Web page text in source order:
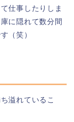
仕事したりしま
に隠れて数分間
（笑）
溢れているこ